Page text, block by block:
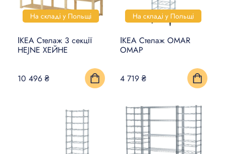
На складі у Польщі
ІКЕА Стелаж 3 секції
HEJNE ХЕЙНЕ
10 496 ₴
На складі у Польщі
ІКЕА Стелаж OMAR
ОМАР
4 719 ₴